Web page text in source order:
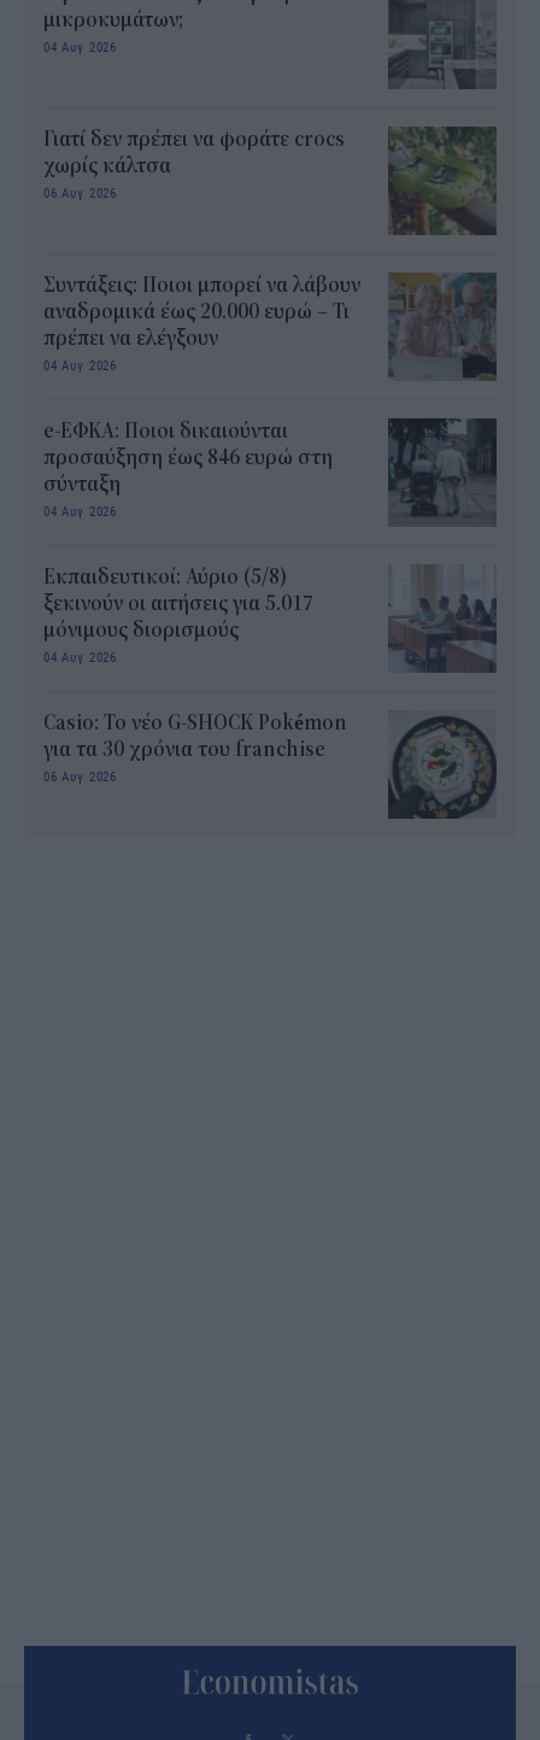
μικροκυμάτων;
04 Αυγ 2026
Γιατί δεν πρέπει να φοράτε crocs
χωρίς κάλτσα
06 Αυγ 2026
Συντάξεις: Ποιοι μπορεί να λάβουν
αναδρομικά έως 20.000 ευρώ – Τι
πρέπει να ελέγξουν
04 Αυγ 2026
e-ΕΦΚΑ: Ποιοι δικαιούνται
προσαύξηση έως 846 ευρώ στη
σύνταξη
04 Αυγ 2026
Εκπαιδευτικοί: Αύριο (5/8)
ξεκινούν οι αιτήσεις για 5.017
μόνιμους διορισμούς
04 Αυγ 2026
Casio: Το νέο G-SHOCK Pokémon
για τα 30 χρόνια του franchise
06 Αυγ 2026